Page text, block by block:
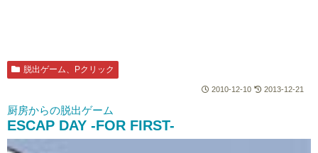
脱出ゲーム、Pクリック
2010-12-10 2013-12-21
厨房からの脱出ゲーム
ESCAP DAY -FOR FIRST-